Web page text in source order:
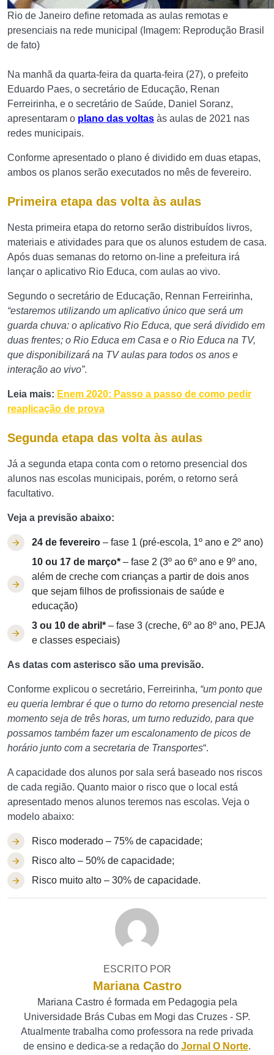
Rio de Janeiro define retomada as aulas remotas e
presenciais na rede municipal (Imagem: Reprodução Brasil
de fato)
Na manhã da quarta-feira da quarta-feira (27), o prefeito
Eduardo Paes, o secretário de Educação, Renan
Ferreirinha, e o secretário de Saúde, Daniel Soranz,
apresentaram o plano das voltas às aulas de 2021 nas
redes municipais.
Conforme apresentado o plano é dividido em duas etapas,
ambos os planos serão executados no mês de fevereiro.
Primeira etapa das volta às aulas
Nesta primeira etapa do retorno serão distribuídos livros,
materiais e atividades para que os alunos estudem de casa.
Após duas semanas do retorno on-line a prefeitura irá
lançar o aplicativo Rio Educa, com aulas ao vivo.
Segundo o secretário de Educação, Rennan Ferreirinha,
“estaremos utilizando um aplicativo único que será um
guarda chuva: o aplicativo Rio Educa, que será dividido em
duas frentes; o Rio Educa em Casa e o Rio Educa na TV,
que disponibilizará na TV aulas para todos os anos e
interação ao vivo”.
Leia mais: Enem 2020: Passo a passo de como pedir
reaplicação de prova
Segunda etapa das volta às aulas
Já a segunda etapa conta com o retorno presencial dos
alunos nas escolas municipais, porém, o retorno será
facultativo.
Veja a previsão abaixo:
24 de fevereiro – fase 1 (pré-escola, 1º ano e 2º ano)
10 ou 17 de março* – fase 2 (3º ao 6º ano e 9º ano,
além de creche com crianças a partir de dois anos
que sejam filhos de profissionais de saúde e
educação)
3 ou 10 de abril* – fase 3 (creche, 6º ao 8º ano, PEJA
e classes especiais)
As datas com asterisco são uma previsão.
Conforme explicou o secretário, Ferreirinha, “um ponto que
eu queria lembrar é que o turno do retorno presencial neste
momento seja de três horas, um turno reduzido, para que
possamos também fazer um escalonamento de picos de
horário junto com a secretaria de Transportes“.
A capacidade dos alunos por sala será baseado nos riscos
de cada região. Quanto maior o risco que o local está
apresentado menos alunos teremos nas escolas. Veja o
modelo abaixo:
Risco moderado – 75% de capacidade;
Risco alto – 50% de capacidade;
Risco muito alto – 30% de capacidade.
ESCRITO POR
Mariana Castro
Mariana Castro é formada em Pedagogia pela
Universidade Brás Cubas em Mogi das Cruzes - SP.
Atualmente trabalha como professora na rede privada
de ensino e dedica-se a redação do Jornal O Norte.